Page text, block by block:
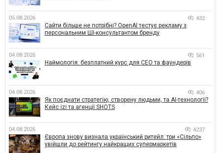
05.08.2026 432
Сайти більше не потрібні? OpenAI тестує рекламу з
персональним ШІ-консультантом бренду
04.08.2026 561
Наймологія: безплатний курс для CEO та фаундерів
04.08.2026 406
Як поєднати стратегію, створену людьми, та AI-технології?
Кейс izi та агенції SHOTS
04.08.2026 4237
Європа знову визнала український ритейл: три «Сільпо»
увійшли до рейтингу найкращих супермаркетів